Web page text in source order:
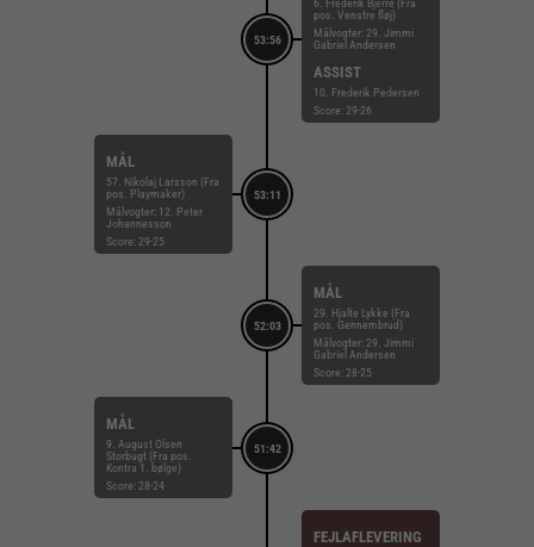
53:56
6. Frederik Bjerre (Fra
pos. Venstre fløj)
Målvogter: 29. Jimmi
Gabriel Andersen
ASSIST
10. Frederik Pedersen
Score: 29-26
53:11
MÅL
57. Nikolaj Larsson (Fra
pos. Playmaker)
Målvogter: 12. Peter
Johannesson
Score: 29-25
52:03
MÅL
29. Hjalte Lykke (Fra
pos. Gennembrud)
Målvogter: 29. Jimmi
Gabriel Andersen
Score: 28-25
51:42
MÅL
9. August Olsen
Storbugt (Fra pos.
Kontra 1. bølge)
Score: 28-24
FEJLAFLEVERING